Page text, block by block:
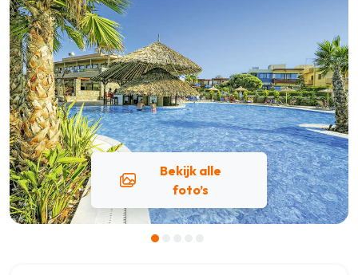
Bekijk alle
foto’s